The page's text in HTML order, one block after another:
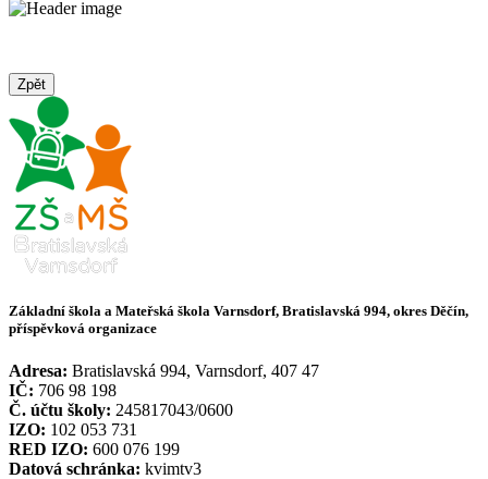
Zpět
Základní škola a Mateřská škola Varnsdorf, Bratislavská 994, okres Děčín,
příspěvková organizace
Adresa: Bratislavská 994, Varnsdorf, 407 47
IČ: 706 98 198
Č. účtu školy: 245817043/0600
IZO: 102 053 731
RED IZO: 600 076 199
Datová schránka: kvimtv3